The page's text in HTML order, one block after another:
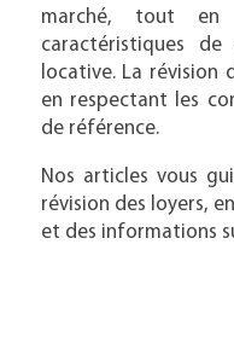
marché, tout
caractéristiques
locative. La
en respectant les
de référence.
Nos articles vous
révision des loyers,
et des informations